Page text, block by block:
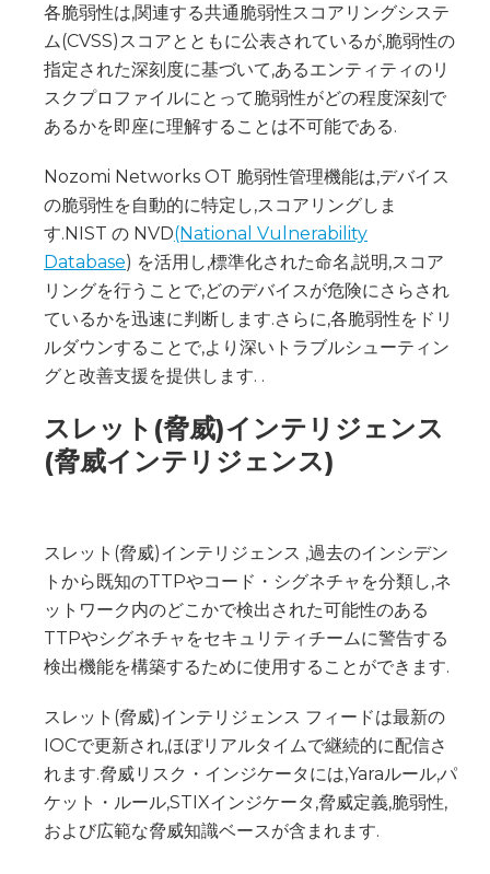
各脆弱性は,関連する共通脆弱性スコアリングシステ
ム(CVSS)スコアとともに公表されているが,脆弱性の
指定された深刻度に基づいて,あるエンティティのリ
スクプロファイルにとって脆弱性がどの程度深刻で
あるかを即座に理解することは不可能である.
Nozomi Networks OT 脆弱性管理機能は,デバイス
の脆弱性を自動的に特定し,スコアリングしま
す.NIST の NVD(National Vulnerability
Database) を活用し,標準化された命名,説明,スコア
リングを行うことで,どのデバイスが危険にさらされ
ているかを迅速に判断します.さらに,各脆弱性をドリ
ルダウンすることで,より深いトラブルシューティン
グと改善支援を提供します. ‍.
スレット(脅威)インテリジェンス
(脅威インテリジェンス)
スレット(脅威)インテリジェンス ,過去のインシデン
トから既知のTTPやコード・シグネチャを分類し,ネ
ットワーク内のどこかで検出された可能性のある
TTPやシグネチャをセキュリティチームに警告する
検出機能を構築するために使用することができます.
スレット(脅威)インテリジェンス フィードは最新の
IOCで更新され,ほぼリアルタイムで継続的に配信さ
れます.脅威リスク・インジケータには,Yaraルール,パ
ケット・ルール,STIXインジケータ,脅威定義,脆弱性,
および広範な脅威知識ベースが含まれます.